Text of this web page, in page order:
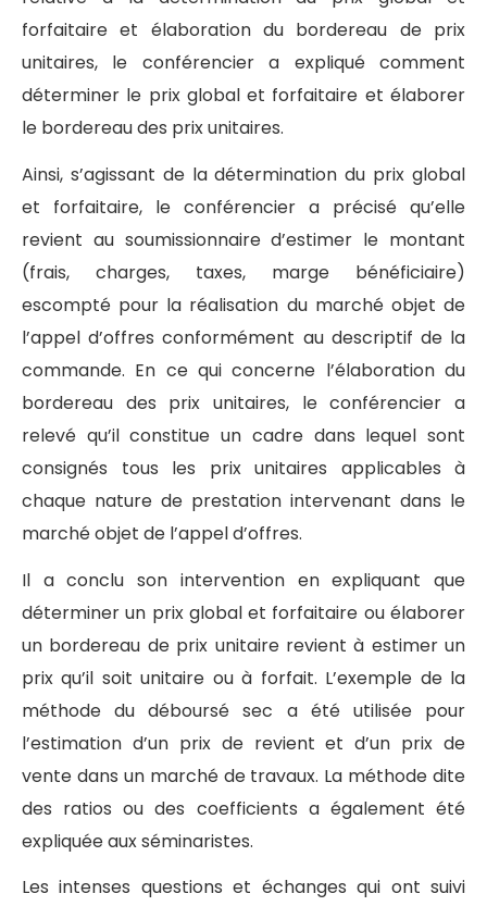
forfaitaire et élaboration du bordereau de prix
unitaires, le conférencier a expliqué comment
déterminer le prix global et forfaitaire et élaborer
le bordereau des prix unitaires.
Ainsi, s’agissant de la détermination du prix global
et forfaitaire, le conférencier a précisé qu’elle
revient au soumissionnaire d’estimer le montant
(frais, charges, taxes, marge bénéficiaire)
escompté pour la réalisation du marché objet de
l’appel d’offres conformément au descriptif de la
commande. En ce qui concerne l’élaboration du
bordereau des prix unitaires, le conférencier a
relevé qu’il constitue un cadre dans lequel sont
consignés tous les prix unitaires applicables à
chaque nature de prestation intervenant dans le
marché objet de l’appel d’offres.
Il a conclu son intervention en expliquant que
déterminer un prix global et forfaitaire ou élaborer
un bordereau de prix unitaire revient à estimer un
prix qu’il soit unitaire ou à forfait. L’exemple de la
méthode du déboursé sec a été utilisée pour
l’estimation d’un prix de revient et d’un prix de
vente dans un marché de travaux. La méthode dite
des ratios ou des coefficients a également été
expliquée aux séminaristes.
Les intenses questions et échanges qui ont suivi